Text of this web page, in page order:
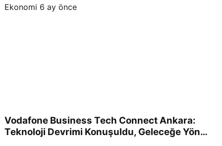
Ekonomi 6 ay önce
Vodafone Business Tech Connect Ankara:
Teknoloji Devrimi Konuşuldu, Geleceğe Yön